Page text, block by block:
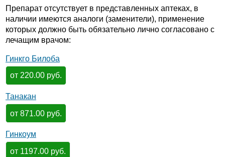
Препарат отсутствует в представленных аптеках, в
наличии имеются аналоги (заменители), применение
которых должно быть обязательно лично согласовано с
лечащим врачом:
Гинкго Билоба
от 220.00 руб.
Танакан
от 871.00 руб.
Гинкоум
от 1197.00 руб.